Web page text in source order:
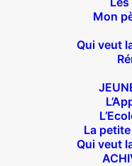
Mon
Qui veut
La
Qui veut
Le